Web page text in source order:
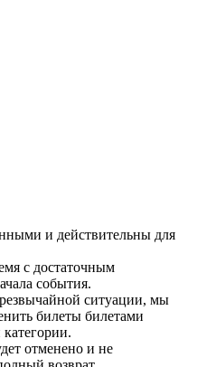
и действительны для
с достаточным
события.
ситуации, мы
билеты билетами
отменено и не